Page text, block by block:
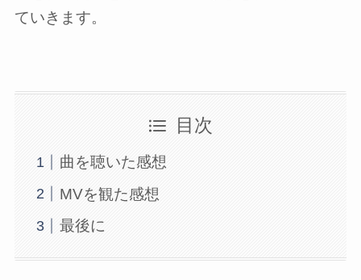
ていきます。
目次
曲を聴いた感想
MVを観た感想
最後に